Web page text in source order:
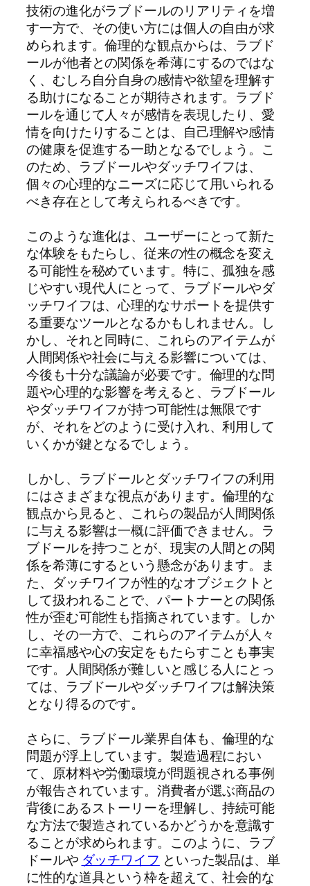
技術の進化がラブドールのリアリティを増
す一方で、その使い方には個人の自由が求
められます。倫理的な観点からは、ラブド
ールが他者との関係を希薄にするのではな
く、むしろ自分自身の感情や欲望を理解す
る助けになることが期待されます。ラブド
ールを通じて人々が感情を表現したり、愛
情を向けたりすることは、自己理解や感情
の健康を促進する一助となるでしょう。こ
のため、ラブドールやダッチワイフは、
個々の心理的なニーズに応じて用いられる
べき存在として考えられるべきです。
このような進化は、ユーザーにとって新た
な体験をもたらし、従来の性の概念を変え
る可能性を秘めています。特に、孤独を感
じやすい現代人にとって、ラブドールやダ
ッチワイフは、心理的なサポートを提供す
る重要なツールとなるかもしれません。し
かし、それと同時に、これらのアイテムが
人間関係や社会に与える影響については、
今後も十分な議論が必要です。倫理的な問
題や心理的な影響を考えると、ラブドール
やダッチワイフが持つ可能性は無限です
が、それをどのように受け入れ、利用して
いくかが鍵となるでしょう。
しかし、ラブドールとダッチワイフの利用
にはさまざまな視点があります。倫理的な
観点から見ると、これらの製品が人間関係
に与える影響は一概に評価できません。ラ
ブドールを持つことが、現実の人間との関
係を希薄にするという懸念があります。ま
た、ダッチワイフが性的なオブジェクトと
して扱われることで、パートナーとの関係
性が歪む可能性も指摘されています。しか
し、その一方で、これらのアイテムが人々
に幸福感や心の安定をもたらすことも事実
です。人間関係が難しいと感じる人にとっ
ては、ラブドールやダッチワイフは解決策
となり得るのです。
さらに、ラブドール業界自体も、倫理的な
問題が浮上しています。製造過程におい
て、原材料や労働環境が問題視される事例
が報告されています。消費者が選ぶ商品の
背後にあるストーリーを理解し、持続可能
な方法で製造されているかどうかを意識す
ることが求められます。このように、ラブ
ドールや ダッチワイフ といった製品は、単
に性的な道具という枠を超えて、社会的な